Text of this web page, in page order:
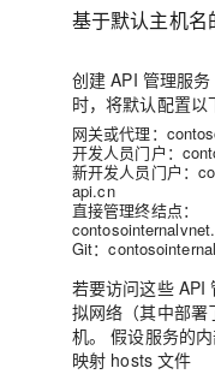
基于默认主机名
创建 API 管理服务
时，将默认配置以
网关或代理：
开发人员门户：
新开发人员门户：
api.cn
直接管理终结点：
Git：
若要访问这些 API
拟网络（其中部署
机。假设服务的
映射 hosts 文件